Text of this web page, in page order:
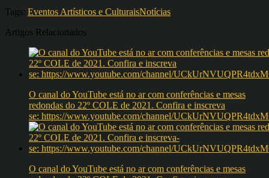
Tags: Eventos Artísticos e CulturaisNotícias
Artigos Relacionados
O canal do YouTube está no ar com conferências e mesas
redondas do 22º COLE de 2021. Confira e inscreva
se: https://www.youtube.com/channel/
O canal do YouTube está no ar com conferências e mesas